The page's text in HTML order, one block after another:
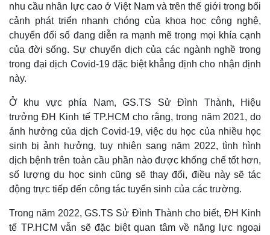
nhu cầu nhân lực cao ở Việt Nam và trên thế giới trong bối
cảnh phát triển nhanh chóng của khoa học công nghệ,
chuyển đổi số đang diễn ra mạnh mẽ trong mọi khía cạnh
của đời sống. Sự chuyển dịch của các ngành nghề trong
trong đại dịch Covid-19 đặc biệt khẳng định cho nhận định
này.
Ở khu vực phía Nam, GS.TS Sử Đình Thành, Hiệu
trưởng ĐH Kinh tế TP.HCM cho rằng, trong năm 2021, do
ảnh hưởng của dịch Covid-19, việc du học của nhiều học
sinh bị ảnh hưởng, tuy nhiên sang năm 2022, tình hình
dịch bệnh trên toàn cầu phần nào được khống chế tốt hơn,
số lượng du học sinh cũng sẽ thay đổi, điều này sẽ tác
động trực tiếp đến công tác tuyển sinh của các trường.
Trong năm 2022, GS.TS Sử Đình Thành cho biết, ĐH Kinh
tế TP.HCM vẫn sẽ đặc biệt quan tâm về năng lực ngoại